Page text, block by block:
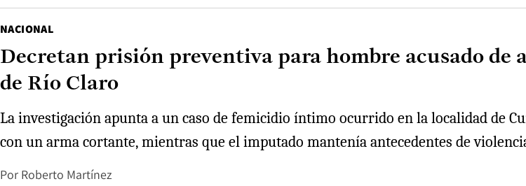
NACIONAL
Decretan prisión preventiva para hombre acusado de
de Río Claro
La investigación apunta a un caso de femicidio íntimo ocurrido en la localidad de
con un arma cortante, mientras que el imputado mantenía antecedentes de
Por Roberto Martínez